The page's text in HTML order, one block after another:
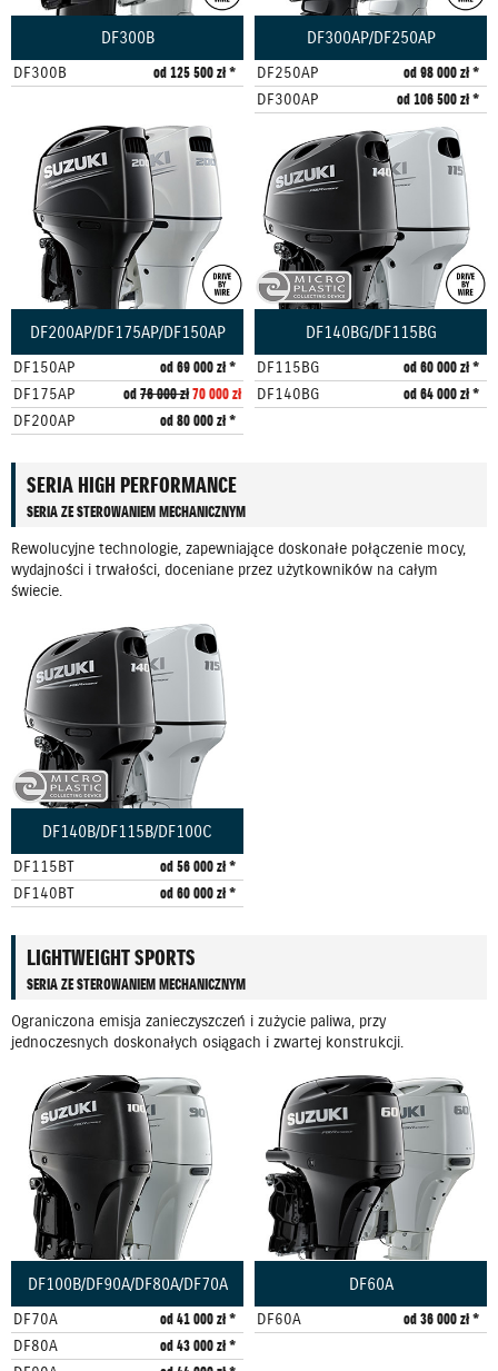
DF300B
DF300B od 125 500 zł *
DF300AP/DF250AP
DF250AP
od 98 000 zł *
DF300AP
od 106 500 zł *
DF200AP/DF175AP/DF150AP
DF150AP
od 69 000 zł *
DF175AP
od76 000 zł70 000 zł
DF200AP
od 80 000 zł *
DF140BG/DF115BG
DF115BG
od 60 000 zł *
DF140BG
od 64 000 zł *
SERIA HIGH PERFORMANCE
SERIA ZE STEROWANIEM MECHANICZNYM
Rewolucyjne technologie, zapewniające doskonałe połączenie mocy,
wydajności i trwałości, doceniane przez użytkowników na całym
świecie.
DF140B/DF115B/DF100C
DF115BT
od 56 000 zł *
DF140BT
od 60 000 zł *
LIGHTWEIGHT SPORTS
SERIA ZE STEROWANIEM MECHANICZNYM
Ograniczona emisja zanieczyszczeń i zużycie paliwa, przy
jednoczesnych doskonałych osiągach i zwartej konstrukcji.
DF100B/DF90A/DF80A/DF70A
DF70A
od 41 000 zł *
DF80A
od 43 000 zł *
DF60A
DF60A od 36 000 zł *